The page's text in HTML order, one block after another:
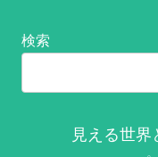
検索
見える世